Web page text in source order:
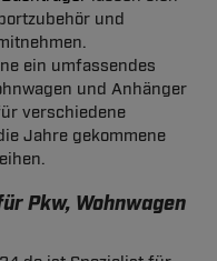
und
ein umfassendes
und Anhänger
verschiedene
Jahre gekommene
Pkw, Wohnwagen